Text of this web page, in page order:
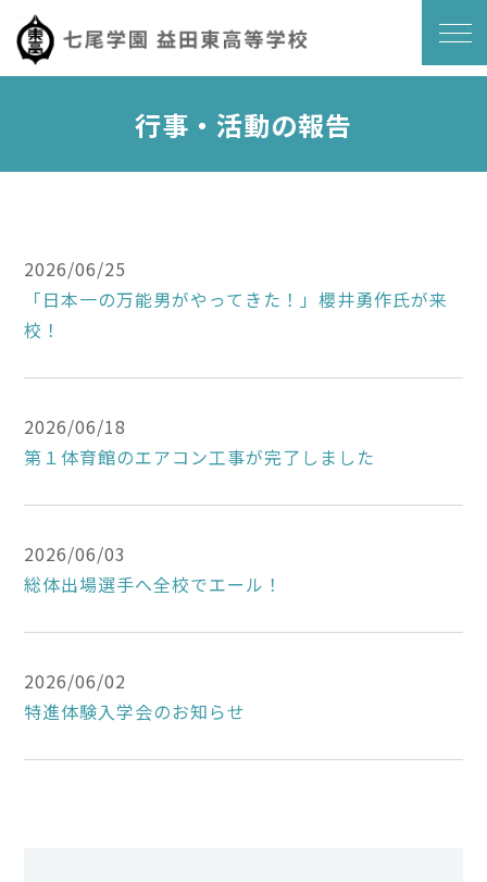
行事・活動の報告
2026/06/25
「日本一の万能男がやってきた！」櫻井勇作氏が来
校！
2026/06/18
第１体育館のエアコン工事が完了しました
2026/06/03
総体出場選手へ全校でエール！
2026/06/02
特進体験入学会のお知らせ